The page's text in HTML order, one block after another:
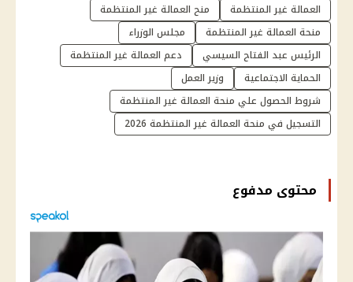
العمالة غير المنتظمة
منح العمالة غير المنتظمة
منحة العمالة غير المنتظمة
مجلس الوزراء
الرئيس عبد الفتاح السيسي
دعم العمالة غير المنتظمة
الحماية الاجتماعية
وزير العمل
شروط الحصول علي منحة العمالة غير المنتظمة
التسجيل في منحة العمالة غير المنتظمة 2026
محتوى مدفوع